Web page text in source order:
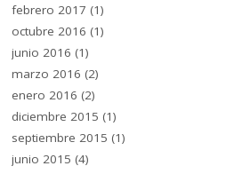
febrero 2017 (1)
octubre 2016 (1)
junio 2016 (1)
marzo 2016 (2)
enero 2016 (2)
diciembre 2015 (1)
septiembre 2015 (1)
junio 2015 (4)